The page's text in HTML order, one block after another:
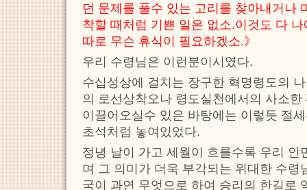
던 문제를 풀수 있는 고리를 찾아내거나
착할 때처럼 기쁜 일은 없소.이것도 다
따로 무슨 휴식이 필요하겠소.》
우리 수령님은 이런분이시였다.
수십성상에 걸치는 장구한 혁명령도의
의 로선상착오나 령도실천에서의 사소
이끌어오실수 있은 바탕에는 이렇듯 절
초석처럼 놓여있었다.
정녕 날이 가고 세월이 흐를수록 우리 인
며 그 의미가 더욱 부각되는 위대한 수령
국이 과연 무엇으로 하여 승리의 한길로